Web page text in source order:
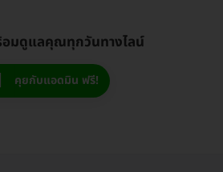
มดูแลคุณทุกวันทางไลน์
คุยกับแอดมิน ฟรี!